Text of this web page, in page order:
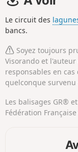
Le circuit des
bancs.
Soyez toujours
Visorando et
responsables en
quelconque
Les balisages GR®
Fédération